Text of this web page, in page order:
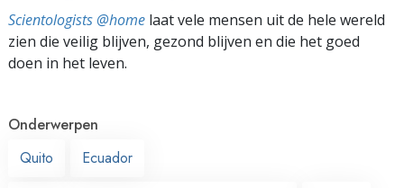
Scientologists @home laat vele mensen uit de hele wereld
zien die veilig blijven, gezond blijven en die het goed
doen in het leven.
Onderwerpen
Quito
Ecuador